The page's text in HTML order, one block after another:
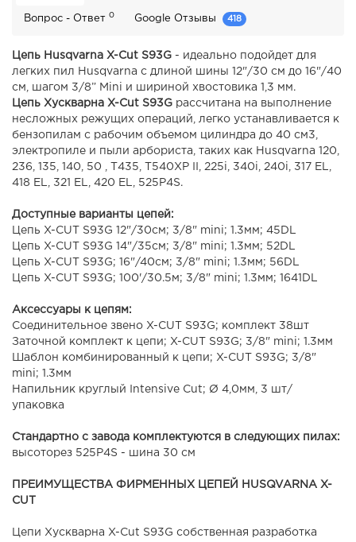
Вопрос - Ответ 0 Google Отзывы 418
Цепь Husqvarna X-Cut S93G - идеально подойдет для
легких пил Husqvarna с длиной шины 12"/30 см до 16"/40
см, шагом 3/8” Mini и шириной хвостовика 1,3 мм.
Цепь Хускварна X-Cut S93G рассчитана на выполнение
несложных режущих операций, легко устанавливается к
бензопилам с рабочим объемом цилиндра до 40 см3,
электропиле и пыли арбориста, таких как Husqvarna 120,
236, 135, 140, 50 , Т435, T540XP II, 225i, 340i, 240i, 317 EL,
418 EL, 321 EL, 420 EL, 525P4S.
Доступные варианты цепей:
Цепь X-CUT S93G 12"/30см; 3/8" mini; 1.3мм; 45DL
Цепь X-CUT S93G 14"/35см; 3/8" mini; 1.3мм; 52DL
Цепь X-CUT S93G; 16"/40см; 3/8" mini; 1.3мм; 56DL
Цепь X-CUT S93G; 100'/30.5м; 3/8" mini; 1.3мм; 1641DL
Аксессуары к цепям:
Соединительное звено X-CUT S93G; комплект 38шт
Заточной комплект к цепи; X-CUT S93G; 3/8" mini; 1.3мм
Шаблон комбинированный к цепи; X-CUT S93G; 3/8"
mini; 1.3мм
Напильник круглый Intensive Cut; Ø 4,0мм, 3 шт/
упаковка
Стандартно с завода комплектуются в следующих пилах:
высоторез 525P4S - шина 30 см
ПРЕИМУЩЕСТВА ФИРМЕННЫХ ЦЕПЕЙ HUSQVARNA X-
CUT
Цепи Хускварна X-Cut S93G собственная разработка